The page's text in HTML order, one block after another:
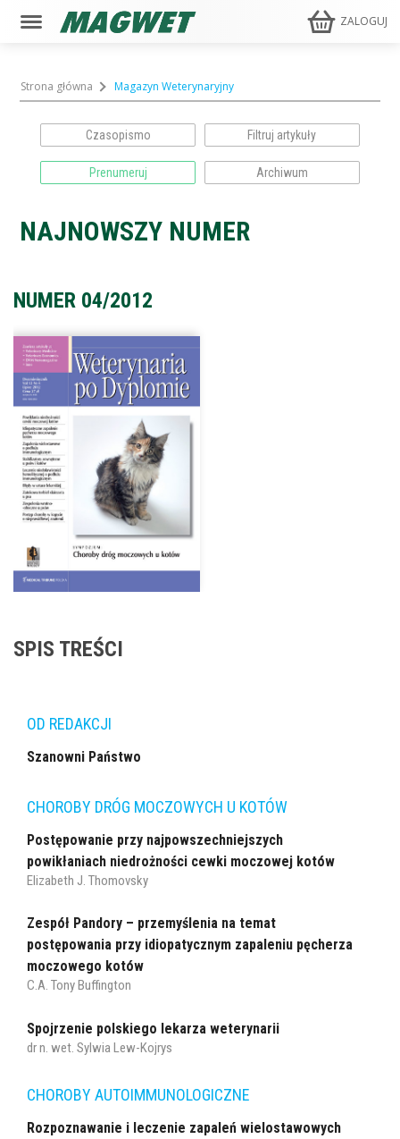
ZALOGUJ
Strona główna Magazyn Weterynaryjny
NAJNOWSZY NUMER
Czasopismo
Prenumeruj Archiwum
NUMER 04/2012
SPIS TREŚCI
OD REDAKCJI
Sza­now­ni Pań­stwo
CHOROBY DRÓG MOCZOWYCH U KOTÓW
Postępowanie przy najpowszechniejszych
powikłaniach niedrożności cewki moczowej kotów
Elizabeth J. Thomovsky
Zespół Pandory – przemyślenia na temat
postępowania przy idiopatycznym zapaleniu pęcherza
moczowego kotów
C.A. Tony Buffington
Spojrzenie polskiego lekarza weterynarii
dr n. wet. Sylwia Lew-Kojrys
CHOROBY AUTOIMMUNOLOGICZNE
Rozpoznawanie i leczenie zapaleń wielostawowych